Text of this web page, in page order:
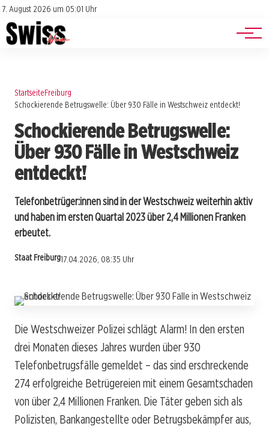
7. August 2026 um 05:01 Uhr
Impressum
Datenschutz
Jobs
Events
StartseiteFreiburg
Schockierende Betrugswelle: Über 930 Fälle in Westschweiz entdeckt!
Schockierende Betrugswelle:
Über 930 Fälle in Westschweiz
entdeckt!
Telefonbetrüger:innen sind in der Westschweiz weiterhin aktiv
und haben im ersten Quartal 2023 über 2,4 Millionen Franken
erbeutet.
Staat Freiburg17.04.2026, 08:35 Uhr
Die Westschweizer Polizei schlägt Alarm! In den ersten
drei Monaten dieses Jahres wurden über 930
Telefonbetrugsfälle gemeldet – das sind erschreckende
274 erfolgreiche Betrügereien mit einem Gesamtschaden
von über 2,4 Millionen Franken. Die Täter geben sich als
Polizisten, Bankangestellte oder Betrugsbekämpfer aus,